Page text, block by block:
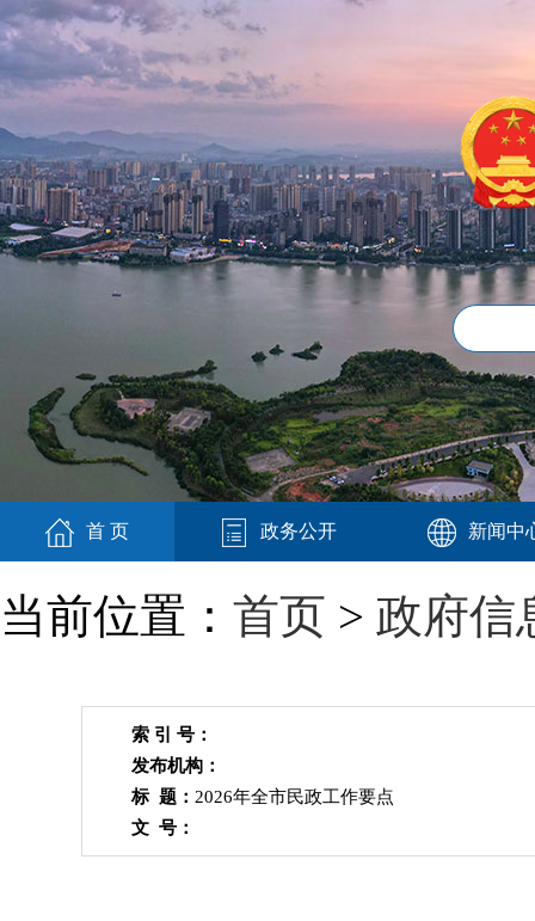
首 页 政务公开 新闻中
当前位置： 首页 > 政府信
索 引 号：
发布机构：
标 题： 2026年全市民政工作要点
文 号：